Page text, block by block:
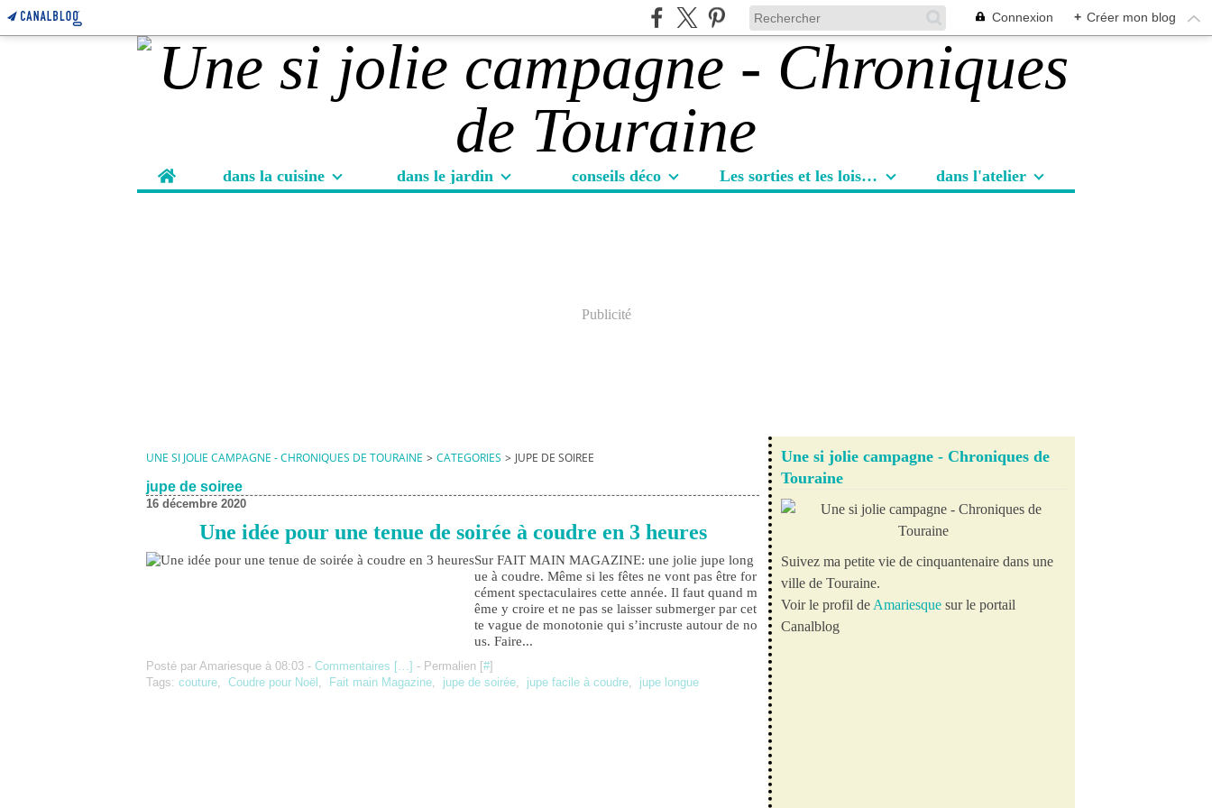
Connexion + Créer mon blog
Home dans la cuisine dans le jardin conseils déco Les sorties et les loisirs dans l'atelier
Publicité
UNE SI JOLIE CAMPAGNE - CHRONIQUES DE TOURAINE > CATEGORIES > JUPE DE SOIREE
jupe de soiree
16 décembre 2020
Une idée pour une tenue de soirée à coudre en 3 heures
Sur FAIT MAIN MAGAZINE: une jolie jupe long
ue à coudre. Même si les fêtes ne vont pas être for
cément spectaculaires cette année. Il faut quand m
ême y croire et ne pas se laisser submerger par cet
te vague de monotonie qui s’incruste autour de no
us. Faire...
Posté par Amariesque à 08:03 - Commentaires […] - Permalien [#]
Tags: couture, Coudre pour Noël , Fait main Magazine, jupe de soirée, jupe facile à coudre, jupe longue
Une si jolie campagne - Chroniques de
Touraine
Suivez ma petite vie de cinquantenaire dans une
ville de Touraine.
Voir le profil de Amariesque sur le portail
Canalblog